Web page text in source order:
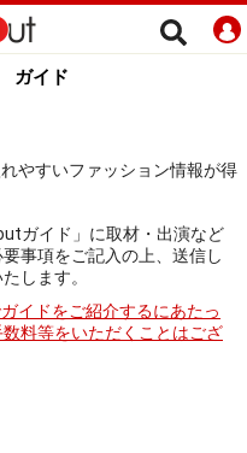
ガイド
やすいファッション情報が得
ガイド」に取材・出演など
事項をご記入の上、送信し
します。
イドをご紹介するにあたっ
料等をいただくことはござ